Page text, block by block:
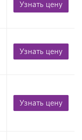
Узнать цену
Узнать цену
Узнать цену